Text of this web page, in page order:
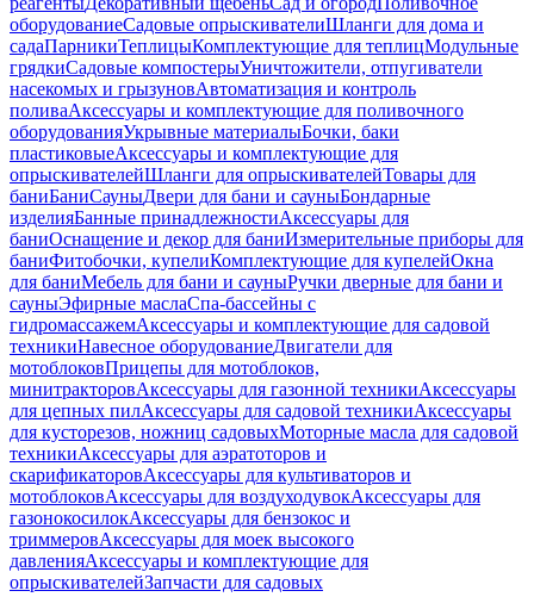
оборудованиеСадовые опрыскивателиШланги для дома и
садаПарникиТеплицыКомплектующие для теплицМодульные
грядкиСадовые компостерыУничтожители, отпугиватели
насекомых и грызуновАвтоматизация и контроль
поливаАксессуары и комплектующие для поливочного
оборудованияУкрывные материалыБочки, баки
пластиковыеАксессуары и комплектующие для
опрыскивателейШланги для опрыскивателейТовары для
баниБаниСауныДвери для бани и сауныБондарные
изделияБанные принадлежностиАксессуары для
баниОснащение и декор для баниИзмерительные приборы для
баниФитобочки, купелиКомплектующие для купелейОкна
для баниМебель для бани и сауныРучки дверные для бани и
сауныЭфирные маслаСпа-бассейны с
гидромассажемАксессуары и комплектующие для садовой
техникиНавесное оборудованиеДвигатели для
мотоблоковПрицепы для мотоблоков,
минитракторовАксессуары для газонной техникиАксессуары
для цепных пилАксессуары для садовой техникиАксессуары
для кусторезов, ножниц садовыхМоторные масла для садовой
техникиАксессуары для аэратоторов и
скарификаторовАксессуары для культиваторов и
мотоблоковАксессуары для воздуходувокАксессуары для
газонокосилокАксессуары для бензокос и
триммеровАксессуары для моек высокого
давленияАксессуары и комплектующие для
опрыскивателейЗапчасти для садовых